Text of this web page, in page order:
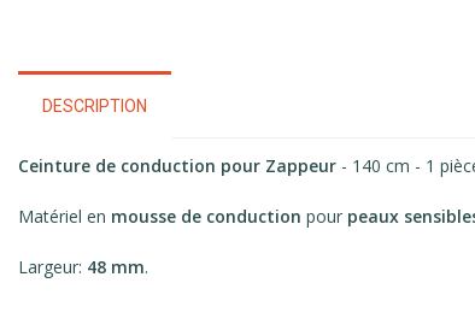
DESCRIPTION
Ceinture de conduction pour Zappeur - 140 cm - 1
Matériel en mousse de conduction pour peaux
Largeur: 48 mm.